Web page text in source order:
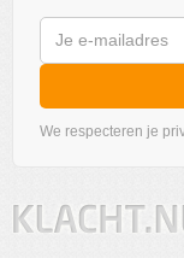
We respecteren je